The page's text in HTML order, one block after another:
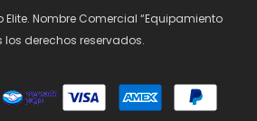
Elite. Nombre Comercial “Equipamiento
los derechos reservados.